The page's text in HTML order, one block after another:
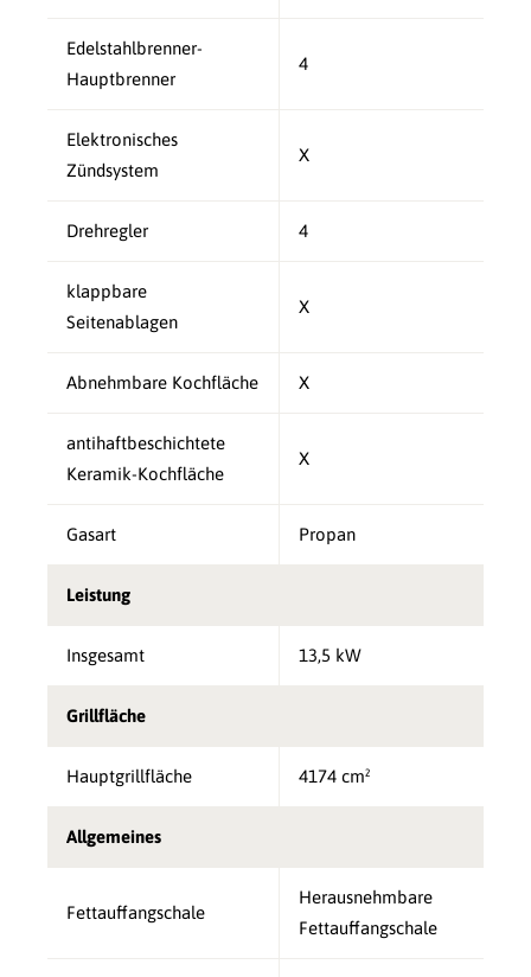
Edelstahlbrenner-
Hauptbrenner
4
Elektronisches
Zündsystem
X
Drehregler 4
klappbare
Seitenablagen
X
Abnehmbare Kochfläche X
antihaftbeschichtete
Keramik-Kochfläche
X
Gasart Propan
Leistung
Insgesamt 13,5 kW
Grillfläche
Hauptgrillfläche 4174 cm²
Allgemeines
Fettauffangschale
Herausnehmbare
Fettauffangschale